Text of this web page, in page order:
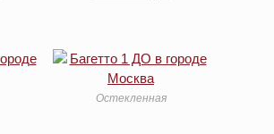
Остекленная